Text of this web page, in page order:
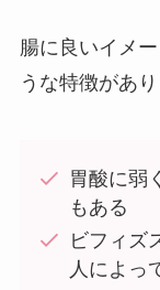
腸に良いイメ
うな特徴があり
胃酸に弱
もある
ビフィズ
人によっ